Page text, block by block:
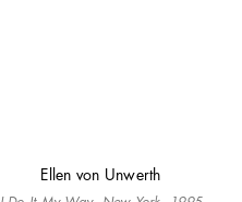
Ellen von Unwerth